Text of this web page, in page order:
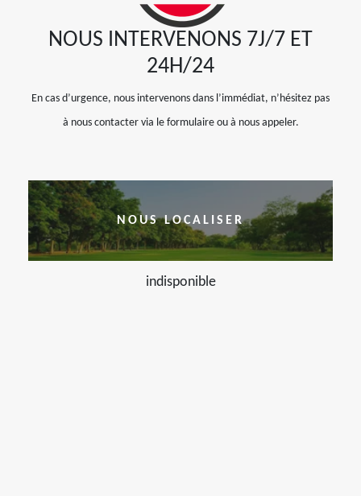
NOUS INTERVENONS 7J/7 ET
24H/24
En cas d’urgence, nous intervenons dans l’immédiat, n’hésitez pas
à nous contacter via le formulaire ou à nous appeler.
NOUS LOCALISER
indisponible